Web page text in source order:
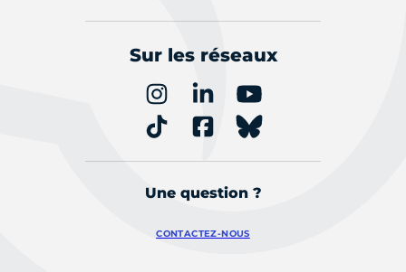
Sur les réseaux
Une question ?
CONTACTEZ-NOUS